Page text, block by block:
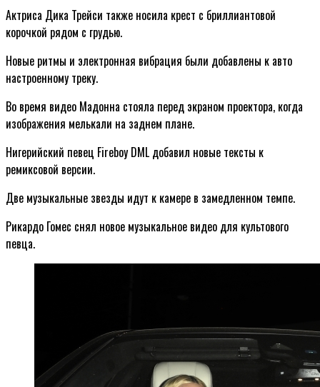
Актриса Дика Трейси также носила крест с бриллиантовой
корочкой рядом с грудью.
Новые ритмы и электронная вибрация были добавлены к авто
настроенному треку.
Во время видео Мадонна стояла перед экраном проектора, когда
изображения мелькали на заднем плане.
Нигерийский певец Fireboy DML добавил новые тексты к
ремиксовой версии.
Две музыкальные звезды идут к камере в замедленном темпе.
Рикардо Гомес снял новое музыкальное видео для культового
певца.